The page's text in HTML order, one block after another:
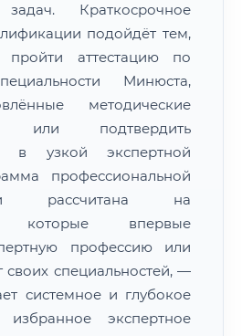
задач. Краткосрочное
подойдёт тем,
пройти аттестацию по
Минюста,
методические
или подтвердить
в узкой экспертной
профессиональной
рассчитана на
которые впервые
профессию или
своих специальностей, —
системное и глубокое
экспертное